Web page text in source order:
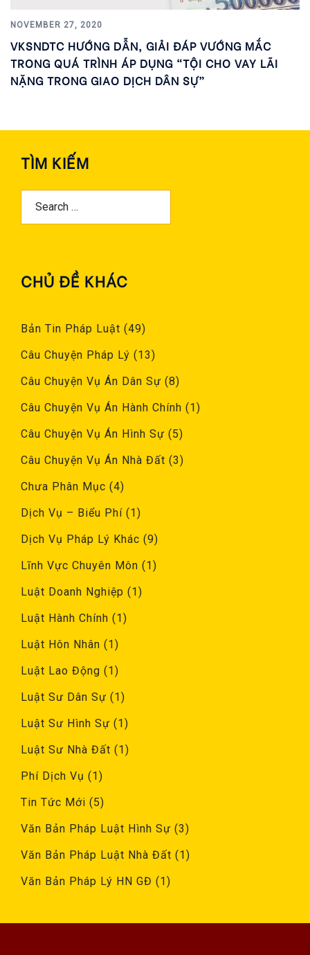
NOVEMBER 27, 2020
VKSNDTC HƯỚNG DẪN, GIẢI ĐÁP VƯỚNG MẮC
TRONG QUÁ TRÌNH ÁP DỤNG “TỘI CHO VAY LÃI
NẶNG TRONG GIAO DỊCH DÂN SỰ”
TÌM KIẾM
CHỦ ĐỀ KHÁC
Bản Tin Pháp Luật (49)
Câu Chuyện Pháp Lý (13)
Câu Chuyện Vụ Án Dân Sự (8)
Câu Chuyện Vụ Án Hành Chính (1)
Câu Chuyện Vụ Án Hình Sự (5)
Câu Chuyện Vụ Án Nhà Đất (3)
Chưa Phân Mục (4)
Dịch Vụ – Biểu Phí (1)
Dịch Vụ Pháp Lý Khác (9)
Lĩnh Vực Chuyên Môn (1)
Luật Doanh Nghiệp (1)
Luật Hành Chính (1)
Luật Hôn Nhân (1)
Luật Lao Động (1)
Luật Sư Dân Sự (1)
Luật Sư Hình Sự (1)
Luật Sư Nhà Đất (1)
Phí Dịch Vụ (1)
Tin Tức Mới (5)
Văn Bản Pháp Luật Hình Sự (3)
Văn Bản Pháp Luật Nhà Đất (1)
Văn Bản Pháp Lý HN GĐ (1)